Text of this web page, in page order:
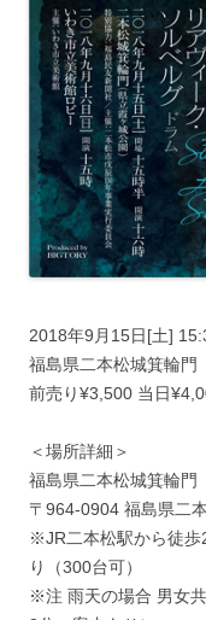
2018年9月15日[土]
福島県二本松城箕輪門
前売り¥3,500 当日
＜場所詳細＞
福島県二本松城箕輪門
〒964-0904 福島県二
※JR二本松駅から徒歩
り（300台可）
※注 雨天の場合 男女